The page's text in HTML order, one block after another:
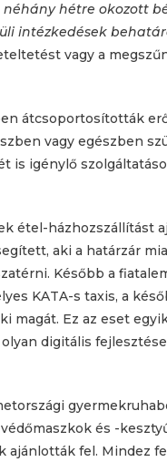
hétre okozott
intézkedések
vagy a
átcsoportosították
vagy egészben
is igénylő
étel-házhozszállítást
aki a határzár
Később a
KATA-s taxis, a
Ez az eset
digitális
és -
ajánlották fel. Mindez